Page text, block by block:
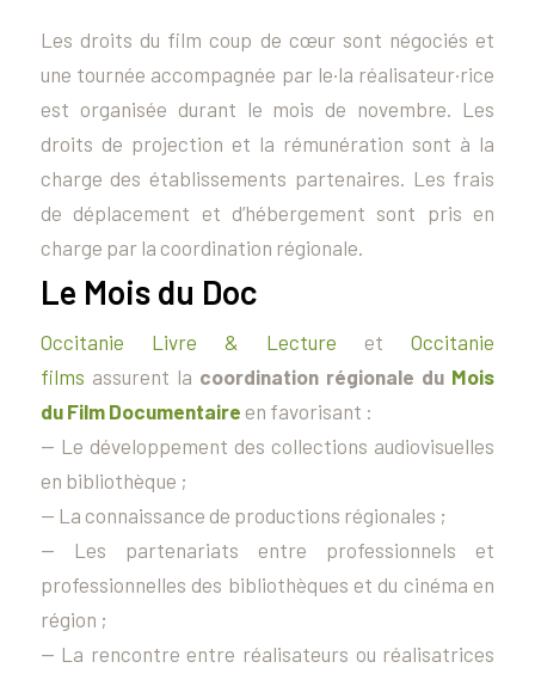
Les droits du film coup de cœur sont négociés et
une tournée accompagnée par le·la réalisateur·rice
est organisée durant le mois de novembre. Les
droits de projection et la rémunération sont à la
charge des établissements partenaires. Les frais
de déplacement et d’hébergement sont pris en
charge par la coordination régionale.
Le Mois du Doc
Occitanie Livre & Lecture etOccitanie
films assurent la coordination régionale du Mois
du Film Documentaire en favorisant :
— Le développement des collections audiovisuelles
en bibliothèque ;
— La connaissance de productions régionales ;
— Les partenariats entre professionnels et
professionnelles des bibliothèques et du cinéma en
région ;
— La rencontre entre réalisateurs ou réalisatrices